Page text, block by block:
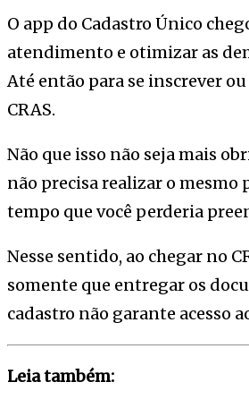
O app do Cadastro Único
atendimento e otimizar as
Até então para se inscrever
CRAS.
Não que isso não seja mais
não precisa realizar o
tempo que você perderia
Nesse sentido, ao chegar no
somente que entregar os
cadastro não garante acesso
Leia também: